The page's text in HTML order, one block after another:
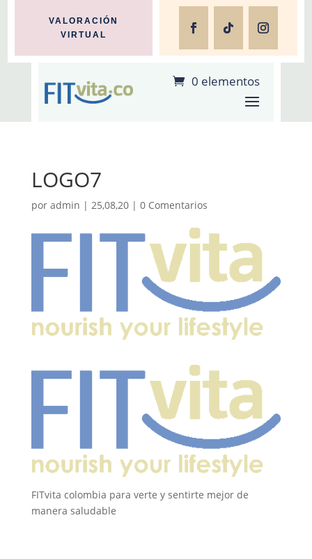
VALORACIÓN
VIRTUAL
0 elementos
LOGO7
por admin | 25,08,20| 0 Comentarios
FITvita colombia para verte y sentirte mejor de
manera saludable